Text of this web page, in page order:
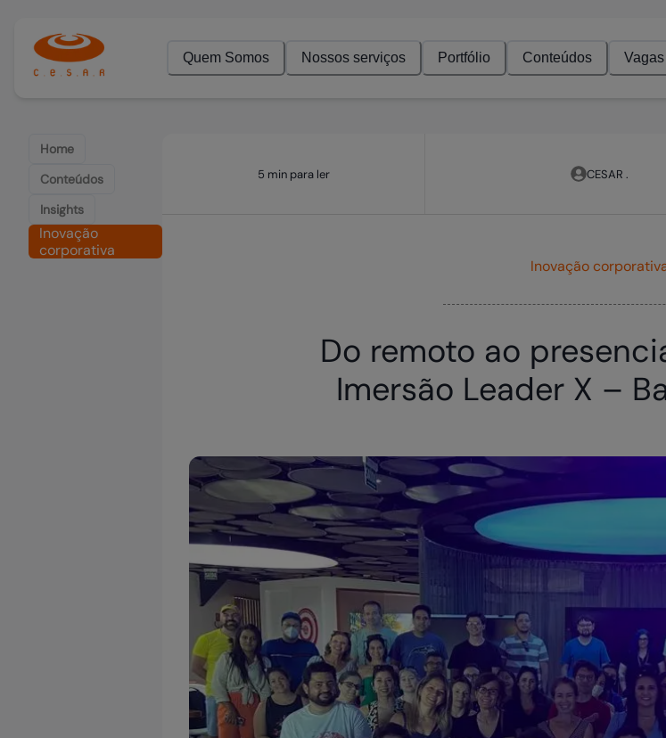
Quem Somos Nossos serviços Portfólio Conteúdos Vagas
Home
Conteúdos
Insights
Inovação
corporativa
5 min para ler CESAR .
Inovação
Do remoto ao
Imersão Leader X –